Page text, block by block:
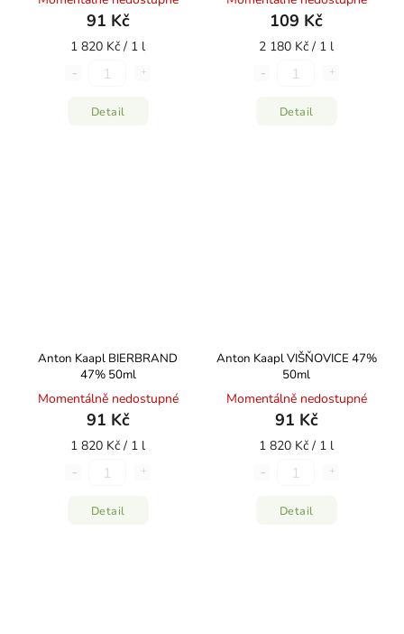
91 Kč
1 820 Kč / 1 l
Detail
109 Kč
2 180 Kč / 1 l
Detail
Anton Kaapl BIERBRAND
47% 50ml
Momentálně nedostupné
91 Kč
1 820 Kč / 1 l
Detail
Anton Kaapl VIŠŇOVICE 47%
50ml
Momentálně nedostupné
91 Kč
1 820 Kč / 1 l
Detail